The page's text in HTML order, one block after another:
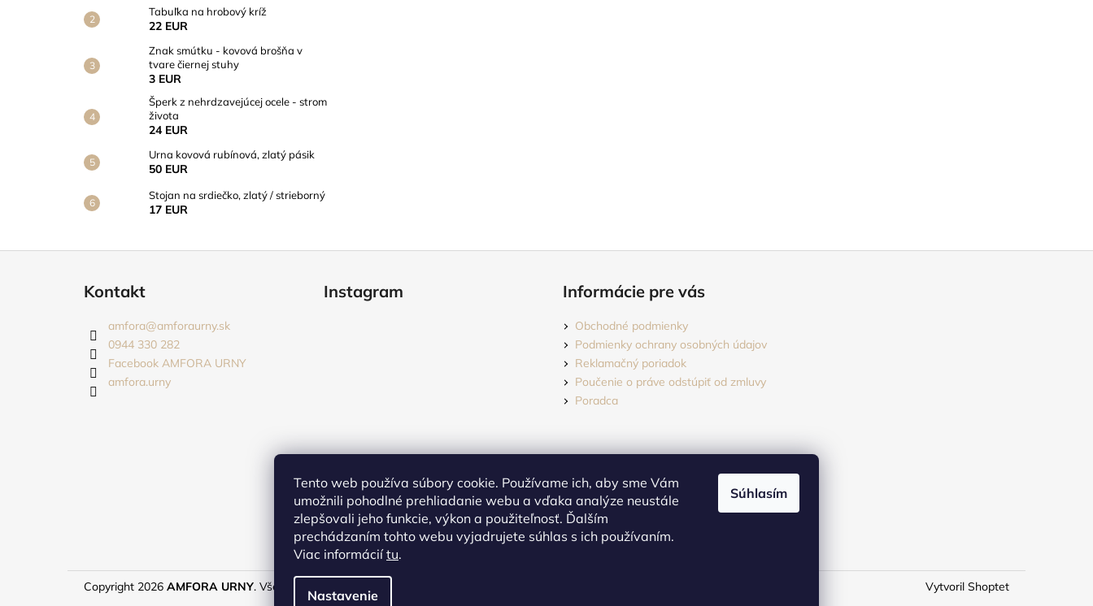
Tento web používa súbory cookie. Používame ich, aby sme Vám
umožnili pohodlné prehliadanie webu a vďaka analýze neustále
zlepšovali jeho funkcie, výkon a použiteľnosť. Ďalším
prechádzaním tohto webu vyjadrujete súhlas s ich používaním.
Viac informáciítu.
Nastavenie
Súhlasím
Tabuľka na hrobový kríž
22 EUR
Znak smútku - kovová brošňa v
tvare čiernej stuhy
3 EUR
Šperk z nehrdzavejúcej ocele - strom
života
24 EUR
Urna kovová rubínová, zlatý pásik
50 EUR
Stojan na srdiečko, zlatý / strieborný
17 EUR
Kontakt
amfora@amforaurny.sk
0944 330 282
Facebook AMFORA URNY
amfora.urny
Instagram
Sledovať na Instagrame
Informácie pre vás
Obchodné podmienky
Podmienky ochrany osobných údajov
Reklamačný poriadok
Poučenie o práve odstúpiť od zmluvy
Poradca
Vytvoril Shoptet
Copyright 2026 AMFORA URNY. Všetky práva vyhradené.